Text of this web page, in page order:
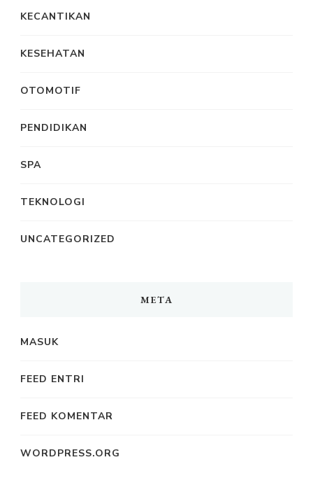
KECANTIKAN
KESEHATAN
OTOMOTIF
PENDIDIKAN
SPA
TEKNOLOGI
UNCATEGORIZED
META
MASUK
FEED ENTRI
FEED KOMENTAR
WORDPRESS.ORG